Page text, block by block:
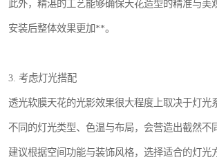
此外，精湛的工艺能够确保天花造型的精准与美
安装后整体效果更加**。
3. 考虑灯光搭配
透光软膜天花的光影效果很大程度上取决于灯光
不同的灯光类型、色温与布局，会营造出截然不
建议根据空间功能与装饰风格，选择适合的灯光